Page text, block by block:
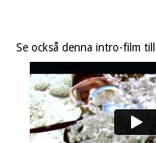
Se också denna intro-film